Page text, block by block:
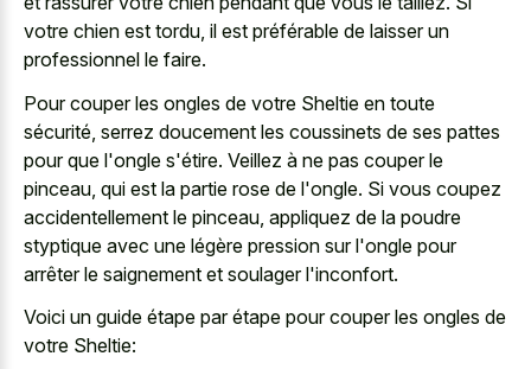
votre chien est tordu, il est préférable de laisser un
professionnel le faire.
Pour couper les ongles de votre Sheltie en toute
sécurité, serrez doucement les coussinets de ses pattes
pour que l'ongle s'étire. Veillez à ne pas couper le
pinceau, qui est la partie rose de l'ongle. Si vous coupez
accidentellement le pinceau, appliquez de la poudre
styptique avec une légère pression sur l'ongle pour
arrêter le saignement et soulager l'inconfort.
Voici un guide étape par étape pour couper les ongles de
votre Sheltie: